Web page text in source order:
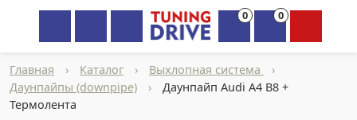
0 0
×
Главная › Каталог › Выхлопная система
›
Даунпайпы (downpipe)
›
Даунпайп Audi A4 B8 +
Термолента